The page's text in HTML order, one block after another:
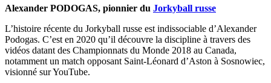
Alexander PODOGAS, pionnier du Jorkyball russe
L’histoire récente du Jorkyball russe est indissociable d’Alexander
Podogas. C’est en 2020 qu’il découvre la discipline à travers des
vidéos datant des Championnats du Monde 2018 au Canada,
notamment un match opposant Saint-Léonard d’Aston à Sosnowiec,
visionné sur YouTube.